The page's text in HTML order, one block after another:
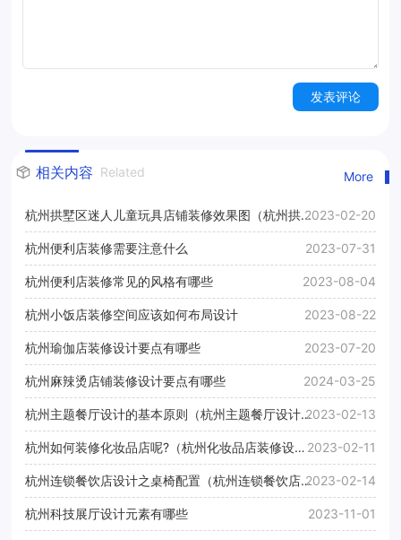
发表评论
相关内容 Related More
杭州拱墅区迷人儿童玩具店铺装修效果图（杭州拱墅
区儿童玩具店铺装修案例）
2023-02-20
杭州便利店装修需要注意什么 2023-07-31
杭州便利店装修常见的风格有哪些 2023-08-04
杭州小饭店装修空间应该如何布局设计 2023-08-22
杭州瑜伽店装修设计要点有哪些 2023-07-20
杭州麻辣烫店铺装修设计要点有哪些 2024-03-25
杭州主题餐厅设计的基本原则（杭州主题餐厅设计公
司推荐）
2023-02-13
杭州如何装修化妆品店呢?（杭州化妆品店装修设计
效果图）
2023-02-11
杭州连锁餐饮店设计之桌椅配置（杭州连锁餐饮店设
计桌椅如何配置）
2023-02-14
杭州科技展厅设计元素有哪些 2023-11-01